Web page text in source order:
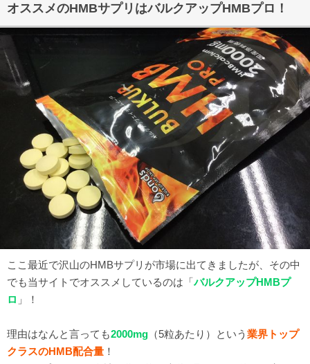
オススメのHMBサプリはバルクアップHMBプロ！
ここ最近で沢山のHMBサプリが市場に出てきましたが、その中
でも当サイトでオススメしているのは「バルクアップHMBプ
ロ 」！
理由はなんと言っても2000mg （5粒あたり）という 業界トップ
クラスのHMB配合量 ！